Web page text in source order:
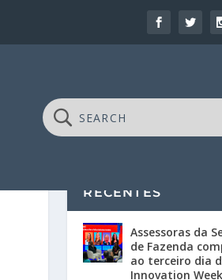
RECENTES
Assessoras da
de Fazenda
ao terceiro dia
Innovation Week